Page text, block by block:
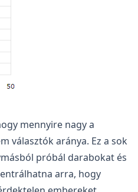
mennyire nagy a
választók aránya. Ez a sok
próbál darabokat és
arra, hogy